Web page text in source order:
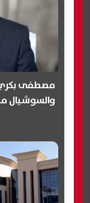
مصطفى
والسوشيال